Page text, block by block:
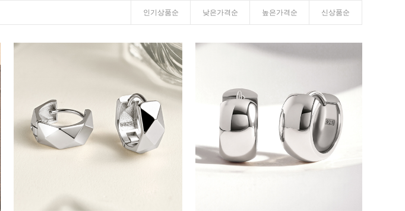
스톤반지
커플링
진주/원석
피어싱
드롭/롱
이어커프/참
인기상품순 낮은가격순 높은가격순 신상품순